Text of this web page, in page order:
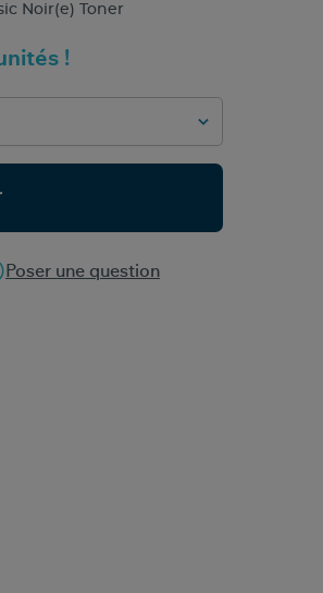
Noir(e) Toner
!
Poser une question